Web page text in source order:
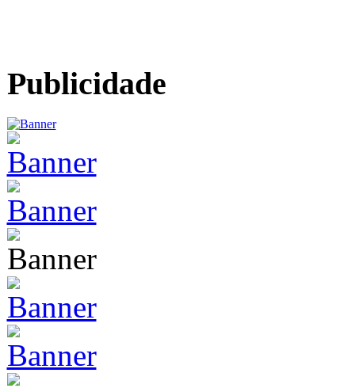
Publicidade